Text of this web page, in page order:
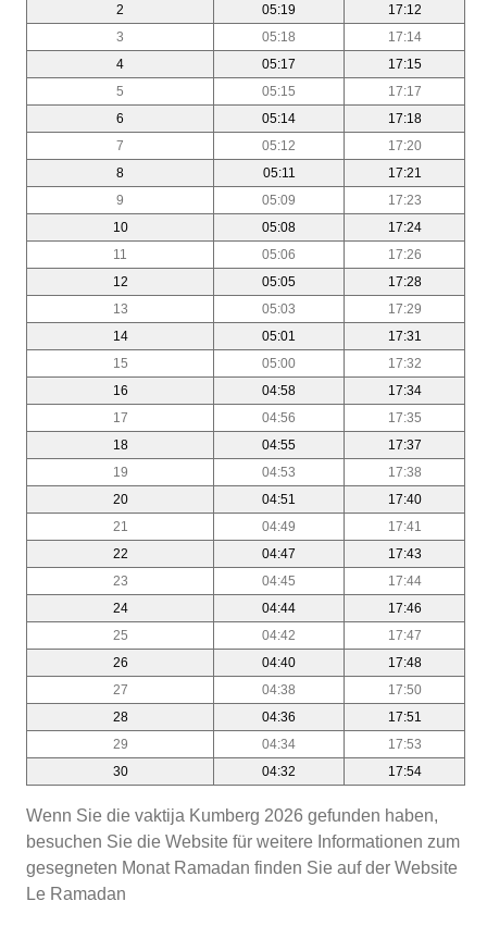
2
05:19
17:12
3
05:18
17:14
4
05:17
17:15
5
05:15
17:17
6
05:14
17:18
7
05:12
17:20
8
05:11
17:21
9
05:09
17:23
10
05:08
17:24
11
05:06
17:26
12
05:05
17:28
13
05:03
17:29
14
05:01
17:31
15
05:00
17:32
16
04:58
17:34
17
04:56
17:35
18
04:55
17:37
19
04:53
17:38
20
04:51
17:40
21
04:49
17:41
22
04:47
17:43
23
04:45
17:44
24
04:44
17:46
25
04:42
17:47
26
04:40
17:48
27
04:38
17:50
28
04:36
17:51
29
04:34
17:53
30
04:32 17:54
Wenn Sie die vaktija Kumberg 2026 gefunden haben,
besuchen Sie die Website für weitere Informationen zum
gesegneten Monat Ramadan finden Sie auf der Website
Le Ramadan